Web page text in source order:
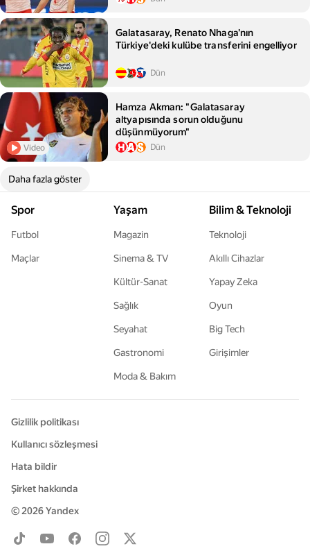
Galatasaray, Renato Nhaga'nın
Türkiye'deki kulübe transferini engelliyor
Dün
Video
Hamza Akman: "Galatasaray
altyapısında sorun olduğunu
düşünmüyorum"
Dün
Daha fazla göster
Spor
Futbol
Maçlar
Yaşam
Magazin
Sinema & TV
Kültür-Sanat
Sağlık
Seyahat
Gastronomi
Moda & Bakım
Bilim & Teknoloji
Teknoloji
Akıllı Cihazlar
Yapay Zeka
Oyun
Big Tech
Girişimler
© 2026Yandex
Gizlilik politikası
Kullanıcı sözleşmesi
Hata bildir
Şirket hakkında